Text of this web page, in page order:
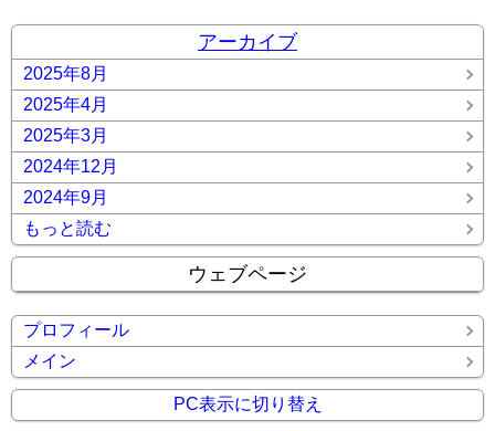
アーカイブ
2025年8月
2025年4月
2025年3月
2024年12月
2024年9月
もっと読む
ウェブページ
プロフィール
メイン
PC表示に切り替え